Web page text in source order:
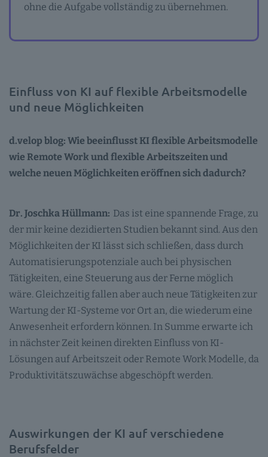
ohne die Aufgabe vollständig zu übernehmen.
Einfluss von KI auf flexible Arbeitsmodelle
und neue Möglichkeiten
d.velop blog: Wie beeinflusst KI flexible Arbeitsmodelle
wie Remote Work und flexible Arbeitszeiten und
welche neuen Möglichkeiten eröffnen sich dadurch?
Dr. Joschka Hüllmann: Das ist eine spannende Frage, zu
der mir keine dezidierten Studien bekannt sind. Aus den
Möglichkeiten der KI lässt sich schließen, dass durch
Automatisierungspotenziale auch bei physischen
Tätigkeiten, eine Steuerung aus der Ferne möglich
wäre. Gleichzeitig fallen aber auch neue Tätigkeiten zur
Wartung der KI-Systeme vor Ort an, die wiederum eine
Anwesenheit erfordern können. In Summe erwarte ich
in nächster Zeit keinen direkten Einfluss von KI-
Lösungen auf Arbeitszeit oder Remote Work Modelle, da
Produktivitätszuwächse abgeschöpft werden.
Auswirkungen der KI auf verschiedene
Berufsfelder